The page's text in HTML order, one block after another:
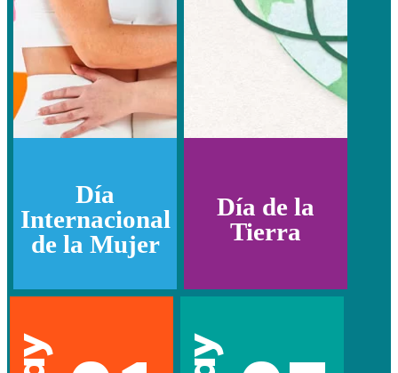
Día
Internacional
de la Mujer
Día de la
Tierra